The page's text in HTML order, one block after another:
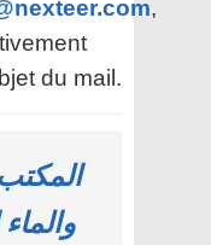
,
du mail.